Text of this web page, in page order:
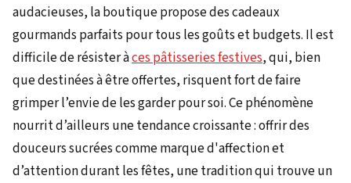
audacieuses, la boutique propose des cadeaux
gourmands parfaits pour tous les goûts et budgets. Il est
difficile de résister àces pâtisseries festives, qui, bien
que destinées à être offertes, risquent fort de faire
grimper l’envie de les garder pour soi. Ce phénomène
nourrit d’ailleurs une tendance croissante : offrir des
douceurs sucrées comme marque d'affection et
d’attention durant les fêtes, une tradition qui trouve un